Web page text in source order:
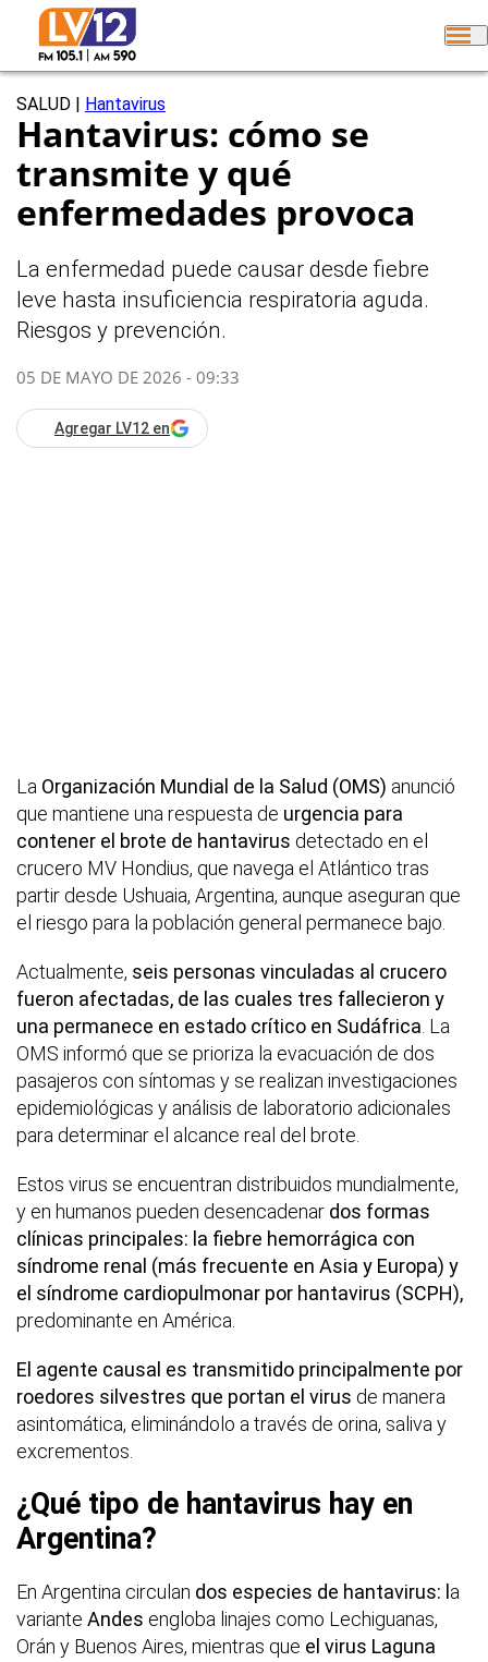
SALUD Hantavirus
Hantavirus: cómo se
transmite y qué
enfermedades provoca
La enfermedad puede causar desde fiebre
leve hasta insuficiencia respiratoria aguda.
Riesgos y prevención.
05 DE MAYO DE 2026 - 09:33
Agregar LV12 en
La Organización Mundial de la Salud (OMS) anunció
que mantiene una respuesta de urgencia para
contener el brote de hantavirus detectado en el
crucero MV Hondius, que navega el Atlántico tras
partir desde Ushuaia, Argentina, aunque aseguran que
el riesgo para la población general permanece bajo.
Actualmente, seis personas vinculadas al crucero
fueron afectadas, de las cuales tres fallecieron y
una permanece en estado crítico en Sudáfrica . La
OMS informó que se prioriza la evacuación de dos
pasajeros con síntomas y se realizan investigaciones
epidemiológicas y análisis de laboratorio adicionales
para determinar el alcance real del brote.
Estos virus se encuentran distribuidos mundialmente,
y en humanos pueden desencadenar dos formas
clínicas principales: la fiebre hemorrágica con
síndrome renal (más frecuente en Asia y Europa) y
el síndrome cardiopulmonar por hantavirus (SCPH),
predominante en América.
El agente causal es transmitido principalmente por
roedores silvestres que portan el virus de manera
asintomática, eliminándolo a través de orina, saliva y
excrementos.
¿Qué tipo de hantavirus hay en
Argentina?
En Argentina circulan dos especies de hantavirus: la
variante Andes engloba linajes como Lechiguanas,
Orán y Buenos Aires, mientras que el virus Laguna